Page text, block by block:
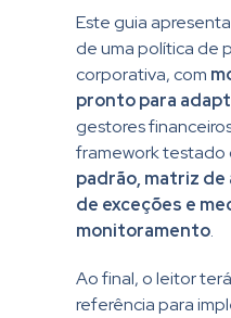
Este guia
de uma política de
corporativa, com
pronto para
gestores
framework testado
padrão, matriz
de exceções e
monitoramento.
Ao final, o leitor
referência para